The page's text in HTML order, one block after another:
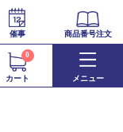
催事 商品番号注文
カート
0
メニュー